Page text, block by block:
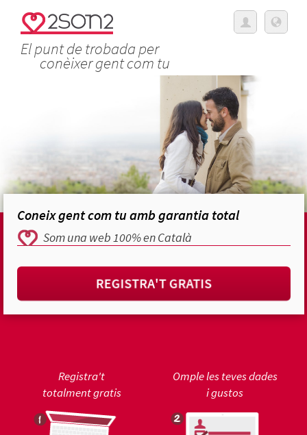
El punt de trobada per
conèixer gent com tu
Coneix gent com tu amb garantia total
Som una web 100% en Català
REGISTRA'T GRATIS
Registra't
totalment gratis
Omple les teves dades
i gustos